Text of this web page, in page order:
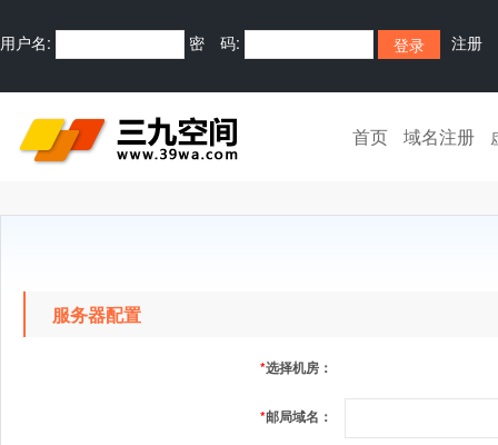
用户名: 密 码: 注册
首页 域名注册
服务器配置
*选择机房：
*邮局域名：